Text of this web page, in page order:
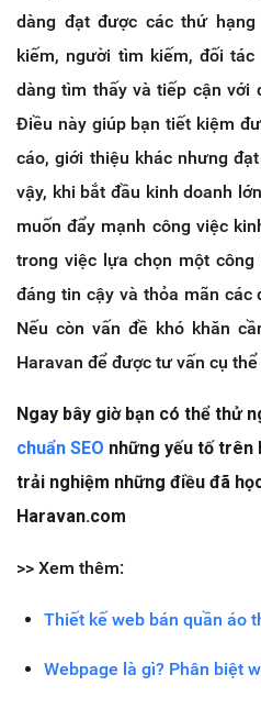
dàng đạt được các thứ
kiếm, người tìm kiếm, đối
dàng tìm thấy và tiếp cận với
Điều này giúp bạn tiết kiệm
cáo, giới thiệu khác nhưng
vậy, khi bắt đầu kinh doanh
muốn đẩy mạnh công việc
trong việc lựa chọn một công
đáng tin cậy và thỏa mãn các
Nếu còn vấn đề khó khăn
Haravan để được tư vấn cụ
Ngay bây giờ bạn có thể thử
chuẩn SEO những yếu tố trên
trải nghiệm những điều đã
Haravan.com
>> Xem thêm:
Thiết kế web bán quần áo
Webpage là gì? Phân biệt